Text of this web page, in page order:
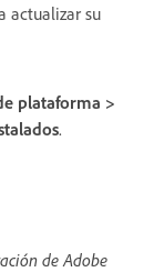
actualizar su
plataforma >
.
de Adobe